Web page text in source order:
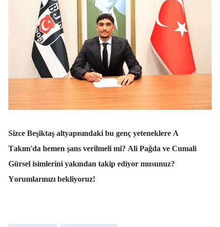
Sizce Beşiktaş altyapısındaki bu genç yeteneklere A
Takım'da hemen şans verilmeli mi? Ali Pağda ve Cumali
Gürsel isimlerini yakından takip ediyor musunuz?
Yorumlarınızı bekliyoruz!